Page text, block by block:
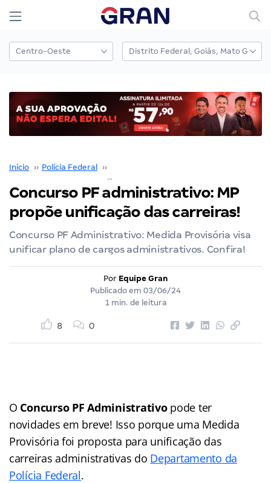
Início ›› Polícia Federal ››
Concurso PF administrativo: MP
propõe unificação das carreiras!
Concurso PF Administrativo: Medida Provisória visa
unificar plano de cargos administrativos. Confira!
Por Equipe Gran
Publicado em 03/06/24
1 min. de leitura
8 0
O Concurso PF Administrativopode ter
novidades em breve! Isso porque uma Medida
Provisória foi proposta para unificação das
carreiras administrativas do Departamento da
Polícia Federal.